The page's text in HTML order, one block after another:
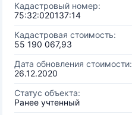
Кадастровый номер:
75:32:020137:14
Кадастровая стоимость:
55 190 067,93
Дата обновления стоимости:
26.12.2020
Статус объекта:
Ранее учтенный